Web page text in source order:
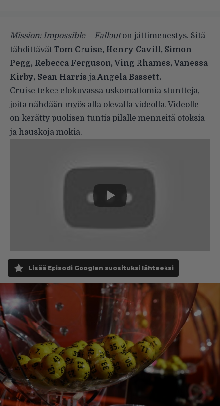
Mission: Impossible – Fallouton jättimenestys. Sitä
tähdittävät Tom Cruise, Henry Cavill, Simon
Pegg, Rebecca Ferguson, Ving Rhames, Vanessa
Kirby, Sean Harris jaAngela Bassett.
Cruise tekee elokuvassa uskomattomia stuntteja,
joita nähdään myös alla olevalla videolla. Videolle
on kerätty puolisen tuntia pilalle menneitä otoksia
ja hauskoja mokia.
Lisää Episodi Googlen suosituksi lähteeksi